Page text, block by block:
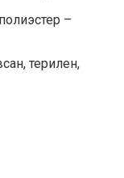
–
терилен,